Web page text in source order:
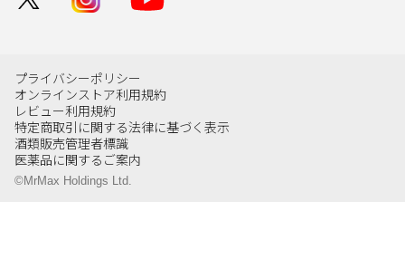
プライバシーポリシー
オンラインストア利用規約
レビュー利用規約
特定商取引に関する法律に基づく表示
酒類販売管理者標識
医薬品に関するご案内
©MrMax Holdings Ltd.